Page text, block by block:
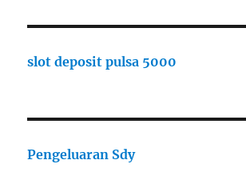
slot deposit pulsa 5000
Pengeluaran Sdy